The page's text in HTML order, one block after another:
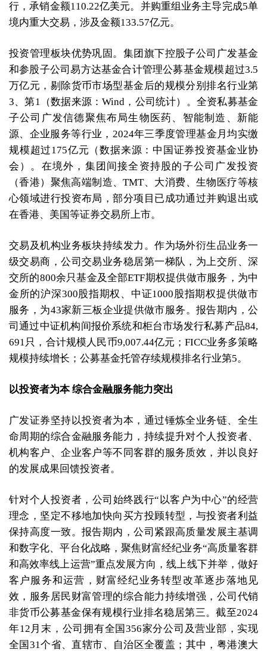
行，承销金额110.22亿美元。并购重组业务主导完成5单
境内重大交易，涉及金额133.57亿元。
投资管理板块优势巩固。集团旗下控股子公司广发基金
和参股子公司易方达基金合计管理公募基金规模超过3.5
万亿元，剔除货币市场型基金后的规模分别排名行业第
3、第1（数据来源：Wind，公司统计）。全资私募基金
子公司广发信德聚焦布局生物医药、智能制造、新能
源、企业服务等行业，2024年三季度管理基金月均实缴
规模超过175亿元（数据来源：中国证券投资基金业协
会）。在境外，集团间接全资持股的子公司广发投资
（香港）聚焦高端制造、TMT、大消费、生物医疗等核
心领域进行投资布局，部分项目已成功通过并购退出或
在香港、美国等证券交易所上市。
交易及机构业务板块持续发力。作为场外衍生品业务一
级交易商，公司交易业务稳居第一梯队，为上交所、深
交所的800余只基金及全部ETF期权提供做市服务，为中
金所的沪深300股指期权、中证1000股指期权提供做市
服务，为43家新三板企业提供做市服务。报告期内，公
司通过中证机构间报价系统和柜台市场发行私募产品84,
691只，合计规模人民币9,007.44亿元；FICC业务多策略
规模持续增长；公募基金托管存续规模排名行业第5。
以投资者为本 综合金融服务能力突出
广发证券坚持以投资者为本，通过锤炼全业务链、全生
命周期的综合金融服务能力，持续提升对个人投资者、
机构客户、企业客户等不同客群的服务质效，并以良好
的发展成果回馈投资者。
针对个人投资者，公司始终践行“以客户为中心”的经营
理念，坚定不移地加快向买方投顾转型，与投资者利益
保持高度一致。报告期内，公司紧跟高质量发展主基调
和数字化、平台化战略，聚焦财富经纪业务“高质量客群
和高效率线上运营”重点发展方向，线上线下并举，做好
客户服务和运营，财富经纪业务转型改革逐步落地见
效，服务居民财富管理的综合能力持续增强，公司代销
非货币公募基金保有规模行业排名稳居第三。截至2024
年12月末，公司拥有全国356家分公司及营业部，实现
全国31个省、直辖市、自治区全覆盖；其中，粤港澳大